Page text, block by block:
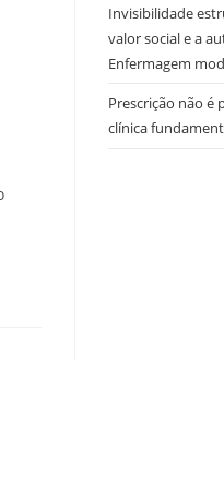
Invisibilidade
valor social e a
Enfermagem
Prescrição não é
clínica